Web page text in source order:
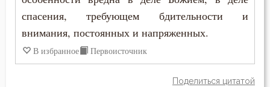
Зло
Иустин (Попович)
спасения, требующем бдительности и
внимания, постоянных и напряженных.
В избранное Первоисточник
Поделиться цитатой